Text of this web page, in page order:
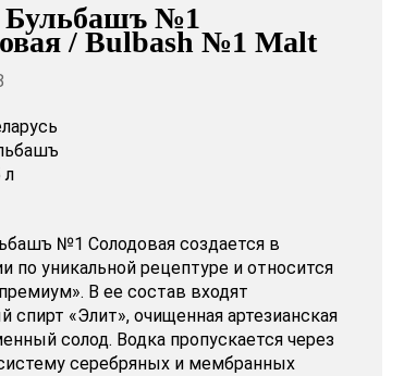
Бульбашъ №1
/ Bulbash №1 Malt
л
№1 Солодовая создается в
по уникальной рецептуре и относится
В ее состав входят
спирт «Элит», очищенная артезианская
солод. Водка пропускается через
серебряных и мембранных